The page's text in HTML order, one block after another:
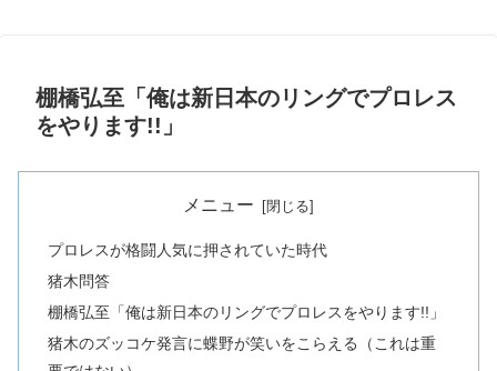
棚橋弘至「俺は新日本のリングでプロレス
をやります!!」
メニュー
プロレスが格闘人気に押されていた時代
猪木問答
棚橋弘至「俺は新日本のリングでプロレスをやります!!」
猪木のズッコケ発言に蝶野が笑いをこらえる（これは重